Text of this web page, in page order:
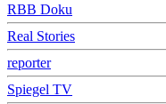
RBB Doku
Real Stories
reporter
Spiegel TV